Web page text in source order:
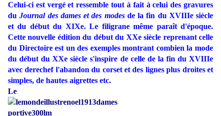
Celui-ci est vergé et ressemble tout à fait à celui des gravures
duJournal des dames et des modesde la fin du XVIIIe siècle
et du début du XIXe. Le filigrane même paraît d'époque.
Cette nouvelle édition du début du XXe siècle reprenant celle
du Directoire est un des exemples montrant combien la mode
du début du XXe siècle s'inspire de celle de la fin du XVIIIe
avec derechef l'abandon du corset et des lignes plus droites et
simples, de hautes aigrettes etc.
Le